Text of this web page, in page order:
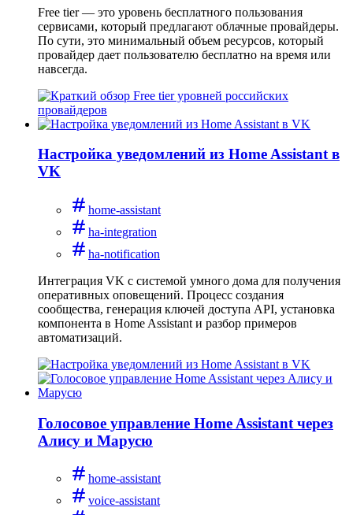
Free tier — это уровень бесплатного пользования
сервисами, который предлагают облачные провайдеры.
По сути, это минимальный объем ресурсов, который
провайдер дает пользователю бесплатно на время или
навсегда.
Настройка уведомлений из Home Assistant в
VK
home-assistant
ha-integration
ha-notification
Интеграция VK с системой умного дома для получения
оперативных оповещений. Процесс создания
сообщества, генерация ключей доступа API, установка
компонента в Home Assistant и разбор примеров
автоматизаций.
Голосовое управление Home Assistant через
Алису и Марусю
home-assistant
voice-assistant